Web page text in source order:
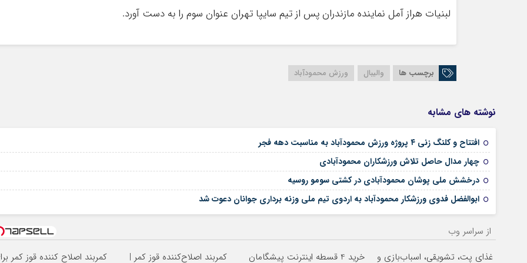
لبنیات هراز آمل نماینده مازندران پس از تیم سایپا تهران عنوان سوم را به دست آورد.
برچسب ها والیبال ورزش محمودآباد
نوشته های مشابه
افتتاح و کلنگ زنی ۴ پروژه ورزش محمودآباد به مناسبت دهه فجر
چهار مدال حاصل تلاش ورزشکاران محمودآبادی
درخشش ملی پوشان محمودآبادی در کشتی سومو روسیه
ابوالفضل فدوی ورزشکار محمودآباد به اردوی تیم ملی وزنه برداری جوانان دعوت شد
از سراسر وب
غذای پت، تشویقی، اسباب‌بازی و
خرید 4 قسطه اینترنت پیشگامان
کمربند اصلاح‌کننده قوز کمر |
کمربند اصلاح کننده قوز کمر